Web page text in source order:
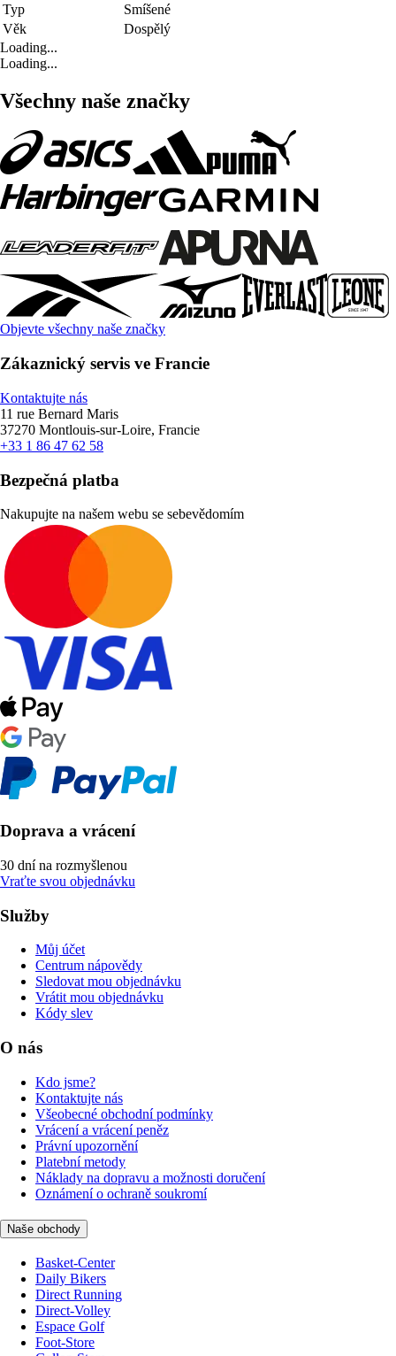
Typ
Smíšené
Věk
Dospělý
Loading...
Loading...
Všechny naše značky
Objevte všechny naše značky
Zákaznický servis ve Francie
Kontaktujte nás
11 rue Bernard Maris
37270 Montlouis-sur-Loire, Francie
+33 1 86 47 62 58
Bezpečná platba
Nakupujte na našem webu se sebevědomím
Doprava a vrácení
30 dní na rozmyšlenou
Vraťte svou objednávku
Služby
Můj účet
Centrum nápovědy
Sledovat mou objednávku
Vrátit mou objednávku
Kódy slev
O nás
Kdo jsme?
Kontaktujte nás
Všeobecné obchodní podmínky
Vrácení a vrácení peněz
Právní upozornění
Platební metody
Náklady na dopravu a možnosti doručení
Oznámení o ochraně soukromí
Naše obchody
Basket-Center
Daily Bikers
Direct Running
Direct-Volley
Espace Golf
Foot-Store